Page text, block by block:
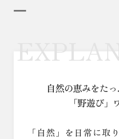
自然の恵みをたっ
「野遊び」
「自然」を日常に取